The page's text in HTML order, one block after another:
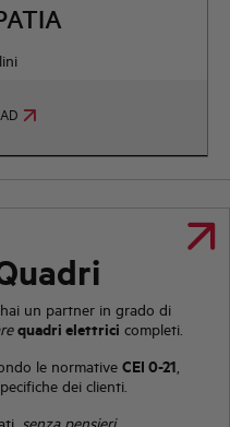
hai un partner in grado di
quadri elettrici completi.
le normative CEI 0-21,
dei clienti.